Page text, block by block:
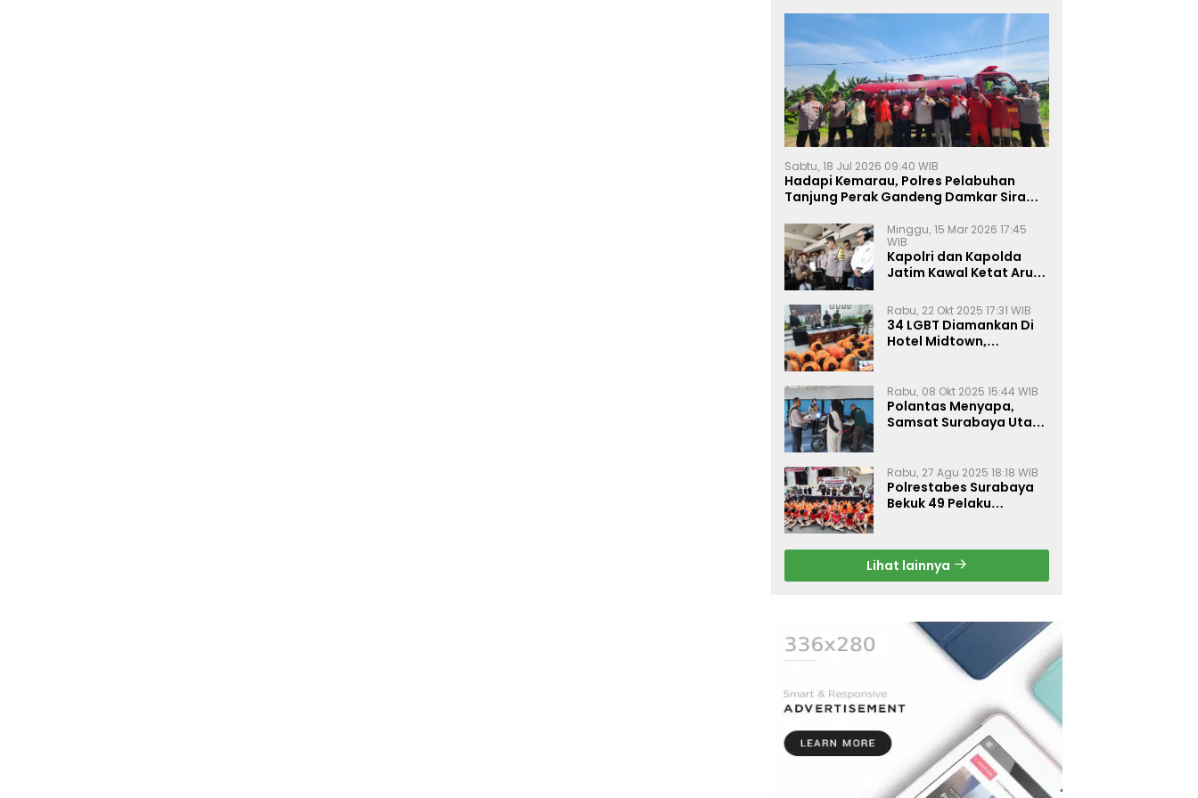
Sabtu, 18 Jul 2026 09:40 WIB
Hadapi Kemarau, Polres Pelabuhan
Tanjung Perak Gandeng Damkar Siram
Minggu, 15 Mar 2026 17:45
WIB
Kapolri dan Kapolda
Jatim Kawal Ketat Arus
Rabu, 22 Okt 2025 17:31 WIB
34 LGBT Diamankan Di
Hotel Midtown,
Rabu, 08 Okt 2025 15:44 WIB
Polantas Menyapa,
Samsat Surabaya Utara
Rabu, 27 Agu 2025 18:18 WIB
Polrestabes Surabaya
Bekuk 49 Pelaku
Gratis
Lihat lainnya